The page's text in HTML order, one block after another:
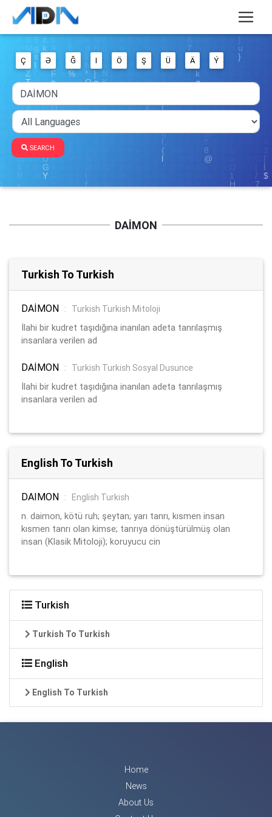
Ç Ə Ğ I Ö Ş Ü Ä Ý
SEARCH
DAİMON
Turkish To Turkish
DAİMON :
Turkish Turkish Mitoloji
İlahi bir kudret taşıdığına inanılan adeta tanrılaşmış
insanlara verilen ad
DAİMON :
Turkish Turkish Sosyal Dusunce
İlahi bir kudret taşıdığına inanılan adeta tanrılaşmış
insanlara verilen ad
English To Turkish
DAIMON :
English Turkish
n. daimon, kötü ruh; şeytan; yarı tanrı, kısmen insan
kısmen tanrı olan kimse; tanrıya dönüştürülmüş olan
insan (Klasik Mitoloji); koruyucu cin
Turkish
Turkish To Turkish
English
English To Turkish
Home
News
About Us